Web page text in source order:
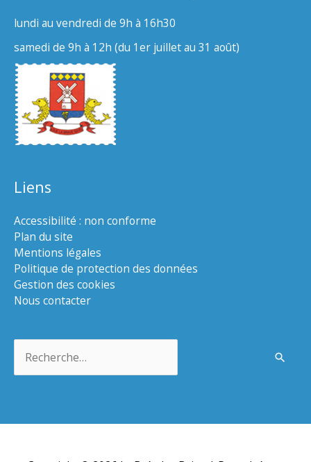
lundi au vendredi de 9h à 16h30
samedi de 9h à 12h (du 1er juillet au 31 août)
Liens
Accessibilité : non conforme
Plan du site
Mentions légales
Politique de protection des données
Gestion des cookies
Nous contacter